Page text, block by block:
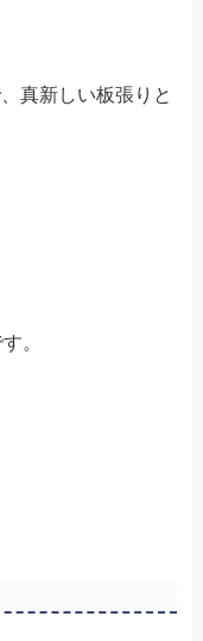
真新しい板張りと
。